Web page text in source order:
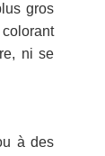
gros
ni se
à des